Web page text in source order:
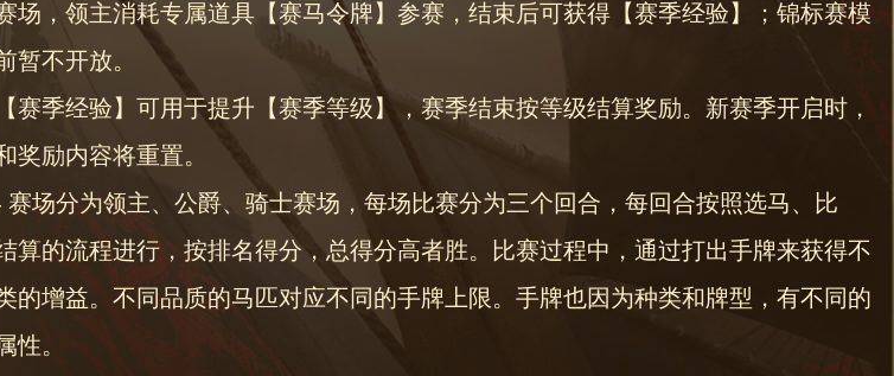
场，领主消耗专属道具【赛马令牌】参赛，结束后可获得【赛季经验】；锦标赛模
暂不开放。
【赛季经验】可用于提升【赛季等级】，赛季结束按等级结算奖励。新赛季开启时，
奖励内容将重置。
赛场分为领主、公爵、骑士赛场，每场比赛分为三个回合，每回合按照选马、比
算的流程进行，按排名得分，总得分高者胜。比赛过程中，通过打出手牌来获得不
的增益。不同品质的马匹对应不同的手牌上限。手牌也因为种类和牌型，有不同的
性。